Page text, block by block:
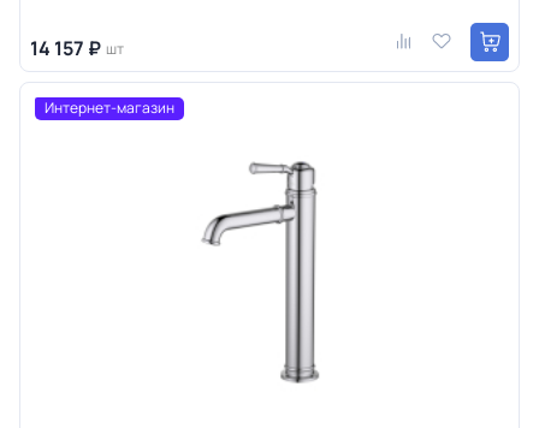
14 157 ₽ шт
Интернет-магазин